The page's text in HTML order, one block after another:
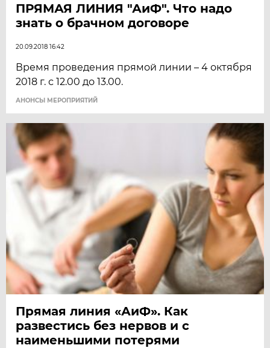
ПРЯМАЯ ЛИНИЯ "АиФ". Что надо
знать о брачном договоре
20.09.2018 16:42
Время проведения прямой линии – 4 октября
2018 г. с 12.00 до 13.00.
АНОНСЫ МЕРОПРИЯТИЙ
Прямая линия «АиФ». Как
развестись без нервов и с
наименьшими потерями